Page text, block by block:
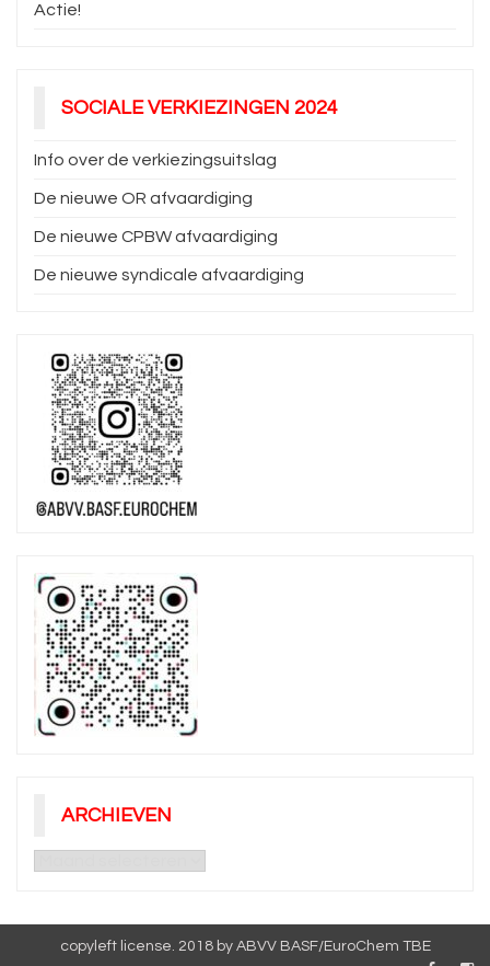
Actie!
SOCIALE VERKIEZINGEN 2024
Info over de verkiezingsuitslag
De nieuwe OR afvaardiging
De nieuwe CPBW afvaardiging
De nieuwe syndicale afvaardiging
ARCHIEVEN
copyleft license. 2018 by ABVV BASF/EuroChem TBE